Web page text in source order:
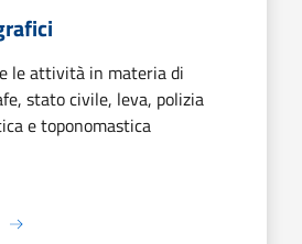
le attività in materia di
stato civile, leva, polizia
e toponomastica